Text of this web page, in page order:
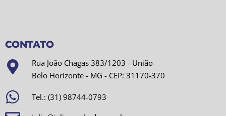
CONTATO
Rua João Chagas 383/1203 - União
Belo Horizonte - MG - CEP: 31170-370
Tel.: (31) 98744-0793